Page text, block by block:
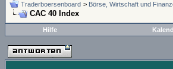
Traderboersenboard > Börse, Wirtschaft und
CAC 40 Index
Hilfe